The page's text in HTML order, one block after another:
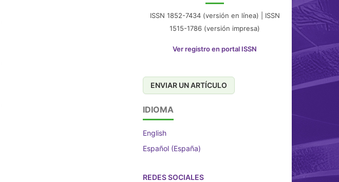
ISSN 1852-7434 (versión en línea) | ISSN
1515-1786 (versión impresa)
Ver registro en portal ISSN
ENVIAR UN ARTÍCULO
IDIOMA
English
Español (España)
REDES SOCIALES